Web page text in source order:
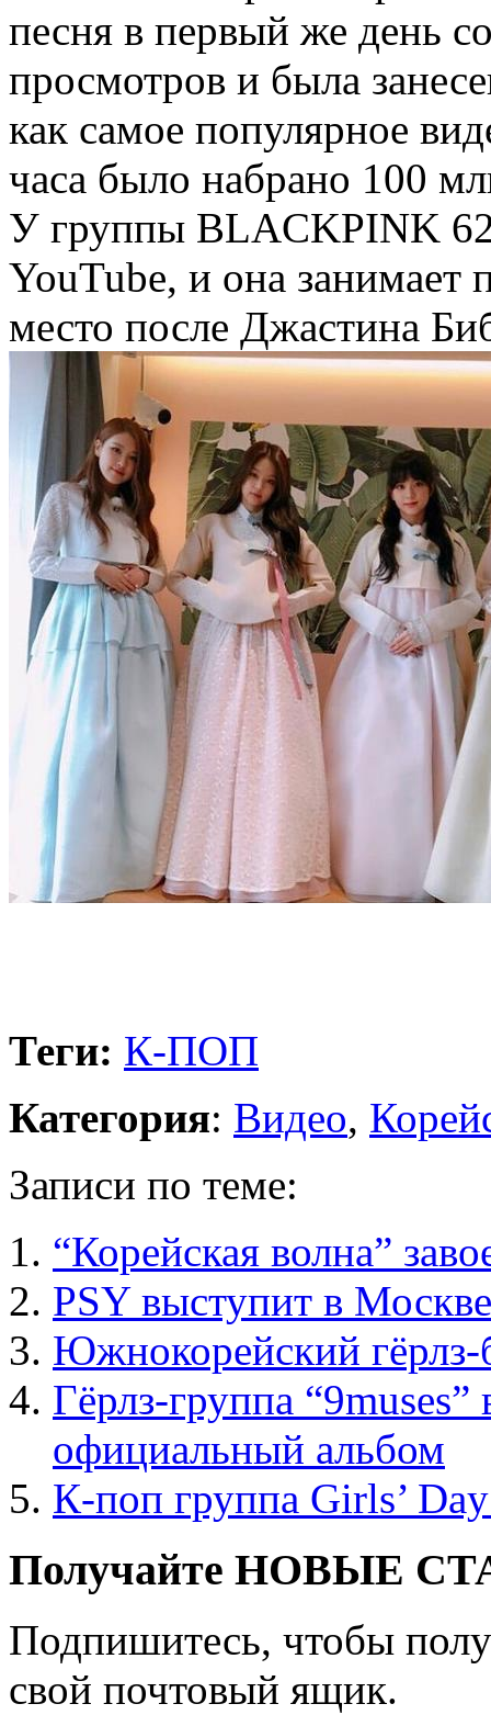
песня в первый же день
просмотров и была
как самое популярное
часа было набрано 100
У группы BLACKPINK
YouTube, и она занимает
место после Джастина
Теги: К-ПОП
Категория: Видео,
Записи по теме:
“Корейская волна”
PSY выступит в
Южнокорейский
Гёрлз-группа
официальный альбом
К-поп группа Girls’
Получайте НОВЫЕ
Подпишитесь, чтобы
свой почтовый ящик.